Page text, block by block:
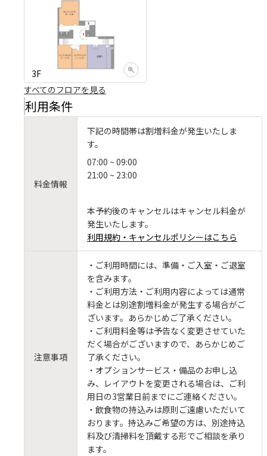
3F
すべてのフロアを見る
利用条件
料金情報
下記の時間帯は割増料金が発生いたしま
す。
07:00 ~ 09:00
21:00 ~ 23:00
本予約後のキャンセルはキャンセル料金が
発生いたします。
利用規約・キャンセルポリシーはこちら
注意事項
・ご利用時間には、準備・ご入室・ご退室
を含みます。
・ご利用方法・ご利用内容によっては通常
料金とは別途割増料金が発生する場合がご
ざいます。あらかじめご了承ください。
・ご利用料金等は予告なく変更させていた
だく場合がございますので、あらかじめご
了承ください。
・オプションサービス・備品のお申し込
み、レイアウトを変更される場合は、ご利
用日の3営業日前までにご連絡ください。
・飲食物の持込みは原則ご遠慮いただいて
おります。持込みご希望の方は、別途持込
料及び清掃料を頂戴する形でご相談を承り
ます。